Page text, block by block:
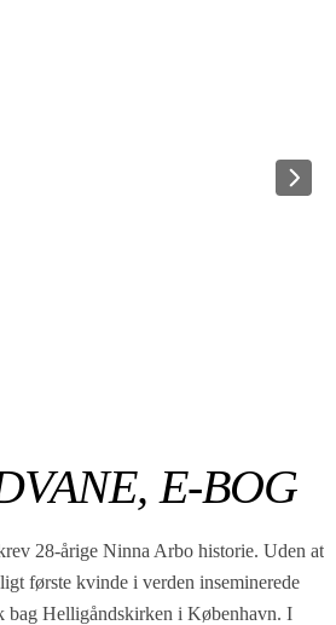
E-BOG
28-årige Ninna Arbo historie. Uden at
første kvinde i verden inseminerede
bag Helligåndskirken i København. I